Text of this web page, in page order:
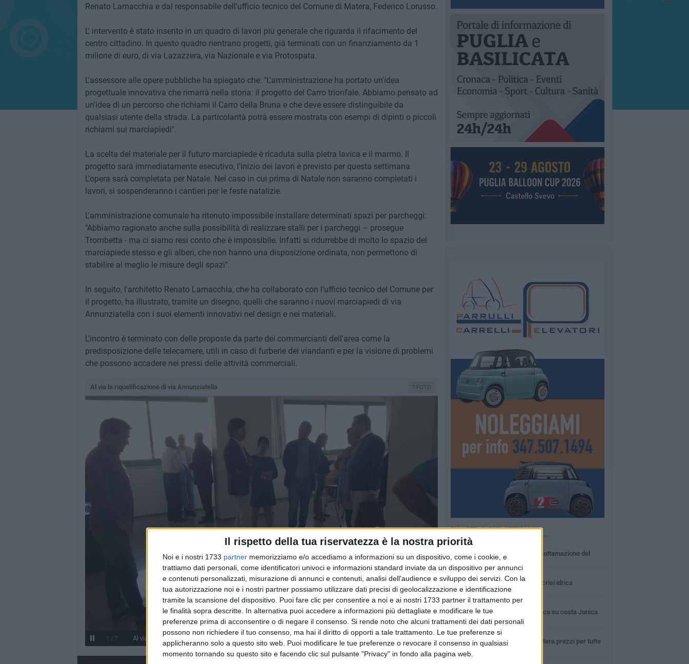
Il rispetto della tua riservatezza è la nostra priorità
Noi e i nostri 1733 partner memorizziamo e/o accediamo a informazioni su un dispositivo, come i cookie, e
trattiamo dati personali, come identificatori univoci e informazioni standard inviate da un dispositivo per annunci
e contenuti personalizzati, misurazione di annunci e contenuti, analisi dell'audience e sviluppo dei servizi. Con la
tua autorizzazione noi e i nostri partner possiamo utilizzare dati precisi di geolocalizzazione e identificazione
tramite la scansione del dispositivo. Puoi fare clic per consentire a noi e ai nostri 1733 partner il trattamento per
le finalità sopra descritte. In alternativa puoi accedere a informazioni più dettagliate e modificare le tue
preferenze prima di acconsentire o di negare il consenso. Si rende noto che alcuni trattamenti dei dati personali
possono non richiedere il tuo consenso, ma hai il diritto di opporti a tale trattamento. Le tue preferenze si
applicheranno solo a questo sito web. Puoi modificare le tue preferenze o revocare il consenso in qualsiasi
momento tornando su questo sito e facendo clic sul pulsante "Privacy" in fondo alla pagina web.
Renato Lamacchia e dal responsabile dell'ufficio tecnico del Comune di Matera, Federico Lorusso.
L' intervento è stato inserito in un quadro di lavori più generale che riguarda il rifacimento del
centro cittadino. In questo quadro rientrano progetti, già terminati con un finanziamento da 1
milione di euro, di via Lazazzera, via Nazionale e via Protospata.
L'assessore alle opere pubbliche ha spiegato che: "L'amministrazione ha portato un'idea
progettuale innovativa che rimarrà nella storia: il progetto del Carro trionfale. Abbiamo pensato ad
un'idea di un percorso che richiami il Carro della Bruna e che deve essere distinguibile da
qualsiasi utente della strada. La particolarità potrà essere mostrata con esempi di dipinti o piccoli
richiami sui marciapiedi".
La scelta del materiale per il futuro marciapiede è ricaduta sulla pietra lavica e il marmo. Il
progetto sarà immediatamente esecutivo, l'inizio dei lavori è previsto per questa settimana.
L'opera sarà completata per Natale. Nel caso in cui prima di Natale non saranno completati i
lavori, si sospenderanno i cantieri per le feste natalizie.
L'amministrazione comunale ha ritenuto impossibile installare determinati spazi per parcheggi:
"Abbiamo ragionato anche sulla possibilità di realizzare stalli per i parcheggi – prosegue
Trombetta - ma ci siamo resi conto che è impossibile. Infatti si ridurrebbe di molto lo spazio del
marciapiede stesso e gli alberi, che non hanno una disposizione ordinata, non permettono di
stabilire al meglio le misure degli spazi".
In seguito, l'architetto Renato Lamacchia, che ha collaborato con l'ufficio tecnico del Comune per
il progetto, ha illustrato, tramite un disegno, quelli che saranno i nuovi marciapiedi di via
Annunziatella con i suoi elementi innovativi nel design e nei materiali.
L'incontro è terminato con delle proposte da parte dei commercianti dell'area come la
predisposizione delle telecamere, utili in caso di furberie dei viandanti e per la visione di problemi
che possono accadere nei pressi delle attività commerciali.
7 FOTO
Al via la riqualificazione di via Annunziatella
1 / 7 Al via i lavori di riqualificazione di via Annunziatella
PIÙ LETTI QUESTA SETTIMANA
Basilicata: approvata rottamazione del
bollo auto
LUNEDÌ 3 AGOSTO
Basilicata: passata la crisi idrica
LUNEDÌ 3 AGOSTO
Guardia medica turistica su costa Jonica
SABATO 1 AGOSTO
Confcommercio: a Matera prezzi per tutte
le tasche